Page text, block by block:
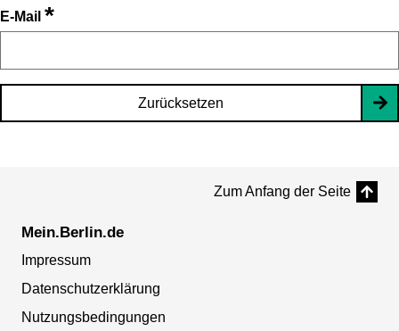
E-Mail *
Zurücksetzen
Zum Anfang der Seite
Mein.Berlin.de
Impressum
Datenschutzerklärung
Nutzungsbedingungen